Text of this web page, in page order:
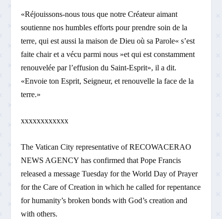
«Réjouissons-nous tous que notre Créateur aimant
soutienne nos humbles efforts pour prendre soin de la
terre, qui est aussi la maison de Dieu où sa Parole« s’est
faite chair et a vécu parmi nous »et qui est constamment
renouvelée par l’effusion du Saint-Esprit», il a dit.
«Envoie ton Esprit, Seigneur, et renouvelle la face de la
terre.»
xxxxxxxxxxxx
The Vatican City representative of RECOWACERAO
NEWS AGENCY has confirmed that Pope Francis
released a message Tuesday for the World Day of Prayer
for the Care of Creation in which he called for repentance
for humanity’s broken bonds with God’s creation and
with others.